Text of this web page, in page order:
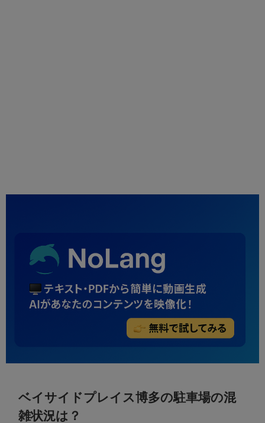
ベイサイドプレイス博多の駐車場の混
雑状況は？